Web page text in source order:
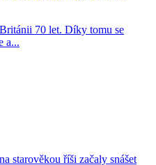
70 let. Díky tomu se
a...
starověkou říši začaly snášet